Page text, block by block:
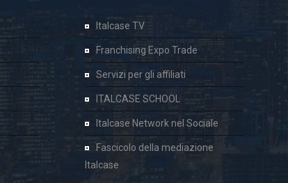
Italcase TV
Franchising Expo Trade
Servizi per gli affiliati
ITALCASE SCHOOL
Italcase Network nel Sociale
Fascicolo della mediazione
Italcase